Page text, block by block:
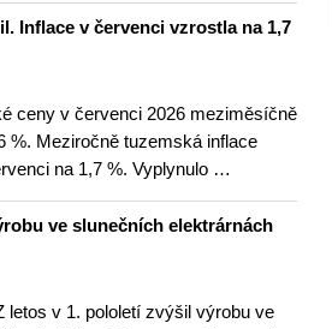
Inflace v červenci vzrostla na 1,7
ceny v červenci 2026 meziměsíčně
%. Meziročně tuzemská inflace
na 1,7 %. Vyplynulo …
ve slunečních elektrárnách
letos v 1. pololetí zvýšil výrobu ve